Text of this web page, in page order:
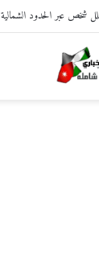
شخص عبر الحدود الشمالية